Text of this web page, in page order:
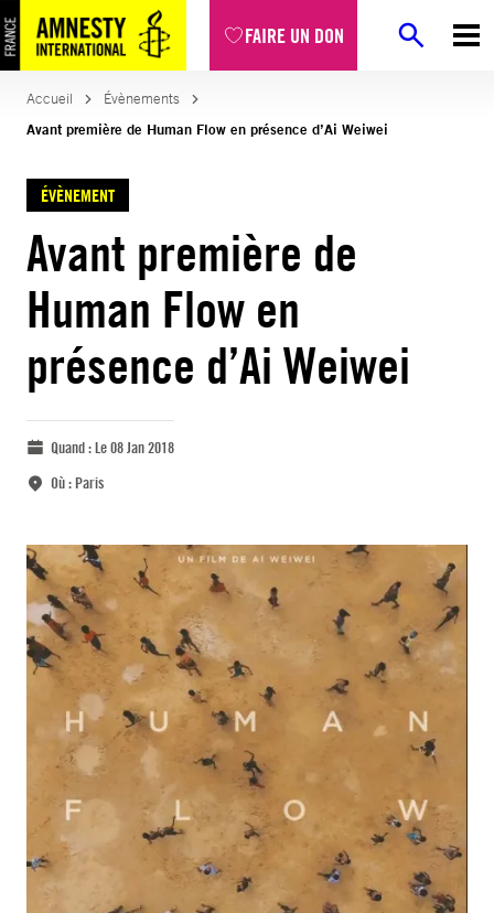
FAIRE UN DON
Accueil
Évènements
Avant première de Human Flow en présence d’Ai Weiwei
ÉVÈNEMENT
Avant première de
Human Flow en
présence d’Ai Weiwei
Quand :Le 08 Jan 2018
Où :Paris